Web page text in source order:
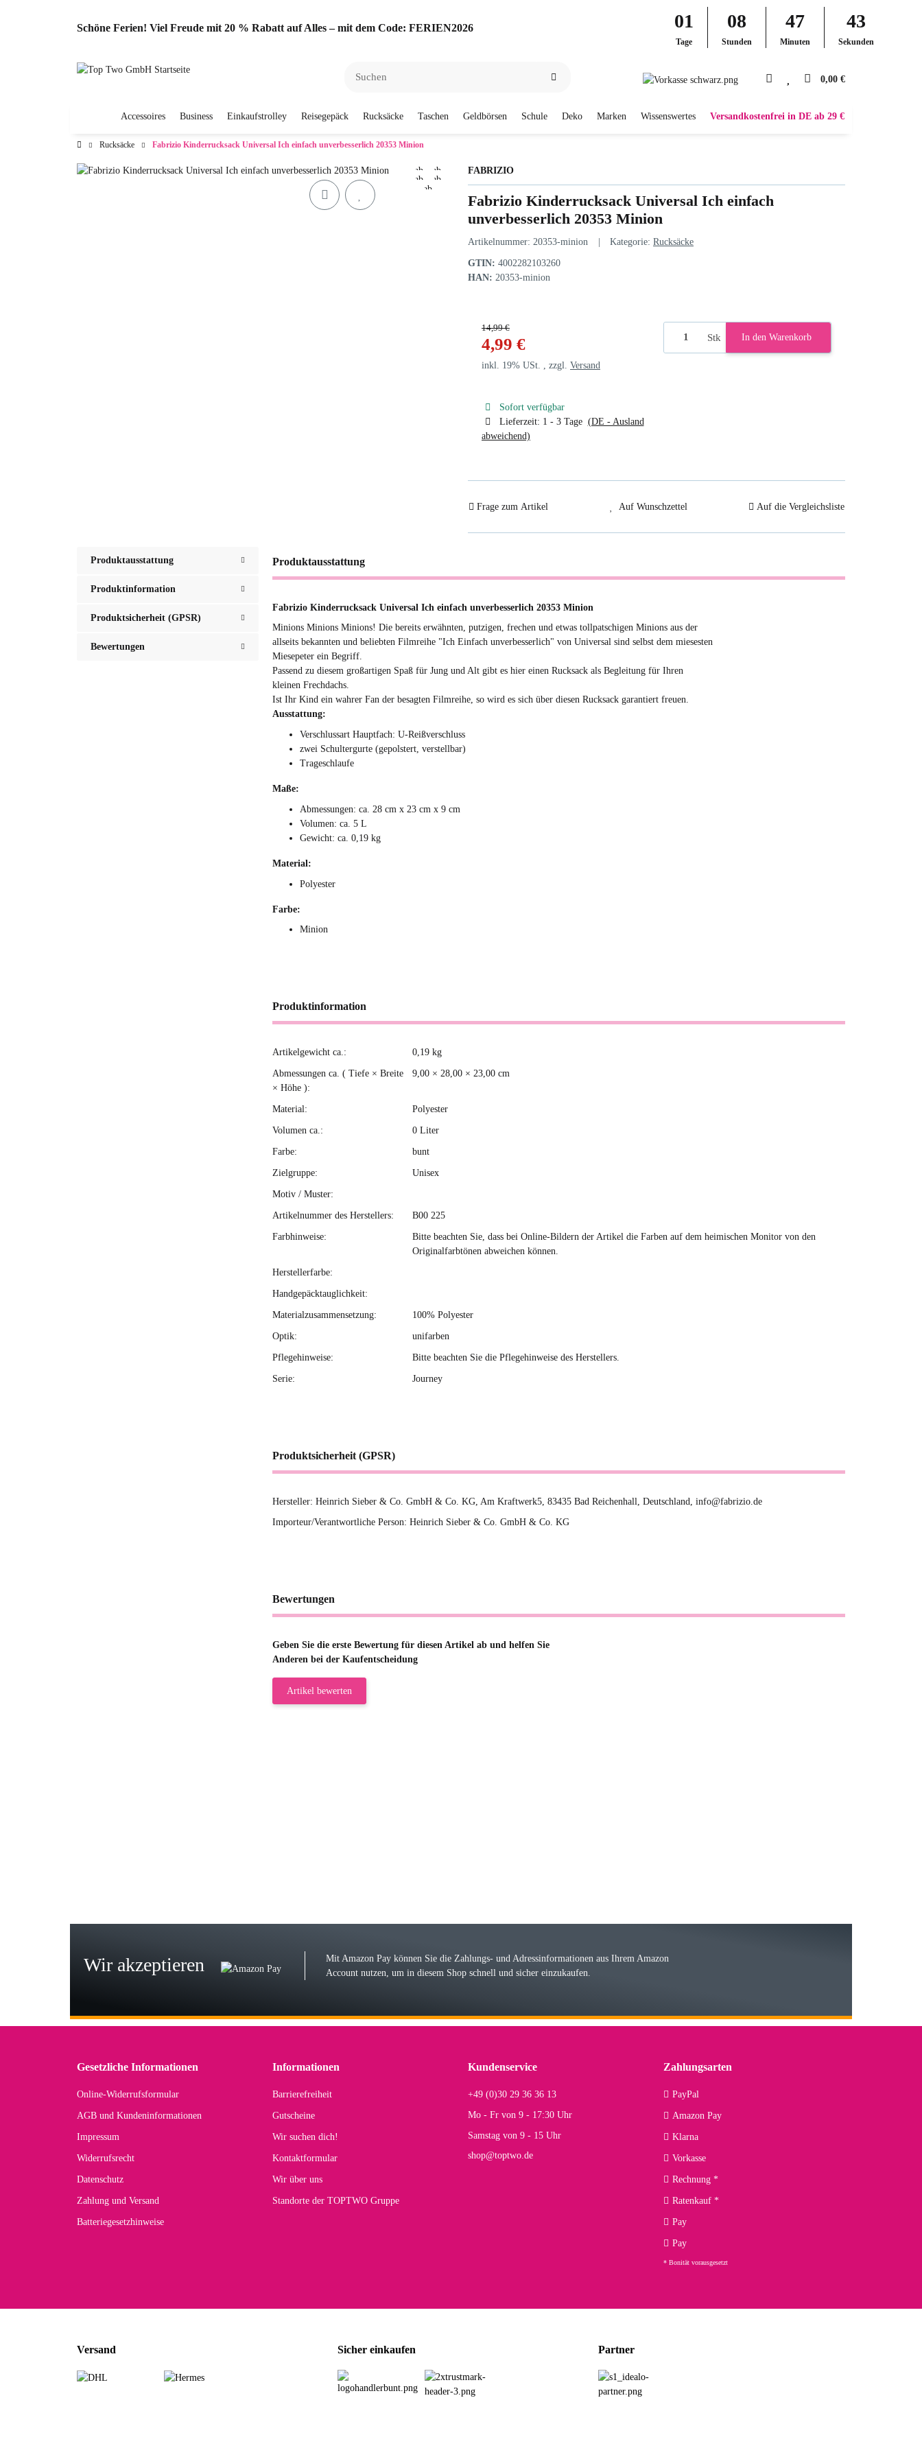
Schöne Ferien! Viel Freude mit 20 % Rabatt auf Alles – mit dem Code: FERIEN2026 01
Tage
08
Stunden
47
Minuten
42
Sekunden
0,00 €
Accessoires Business Einkaufstrolley Reisegepäck Rucksäcke Taschen Geldbörsen Schule Deko Marken Wissenswertes Versandkostenfrei in DE ab 29 €
Rucksäcke Fabrizio Kinderrucksack Universal Ich einfach unverbesserlich 20353 Minion
FABRIZIO
Fabrizio Kinderrucksack Universal Ich einfach
unverbesserlich 20353 Minion
Artikelnummer: 20353-minion Kategorie: Rucksäcke
GTIN: 4002282103260
HAN: 20353-minion
14,99 €
4,99 €
inkl. 19% USt. , zzgl. Versand
Sofort verfügbar
Lieferzeit: 1 - 3 Tage (DE - Ausland
abweichend)
Stk In den Warenkorb
Frage zum Artikel Auf Wunschzettel Auf die Vergleichsliste
Produktausstattung
Produktinformation
Produktsicherheit (GPSR)
Bewertungen
Produktausstattung
Fabrizio Kinderrucksack Universal Ich einfach unverbesserlich 20353 Minion
Minions Minions Minions! Die bereits erwähnten, putzigen, frechen und etwas tollpatschigen Minions aus der
allseits bekannten und beliebten Filmreihe "Ich Einfach unverbesserlich" von Universal sind selbst dem miesesten
Miesepeter ein Begriff.
Passend zu diesem großartigen Spaß für Jung und Alt gibt es hier einen Rucksack als Begleitung für Ihren
kleinen Frechdachs.
Ist Ihr Kind ein wahrer Fan der besagten Filmreihe, so wird es sich über diesen Rucksack garantiert freuen.
Ausstattung:
Verschlussart Hauptfach: U-Reißverschluss
zwei Schultergurte (gepolstert, verstellbar)
Trageschlaufe
Maße:
Abmessungen: ca. 28 cm x 23 cm x 9 cm
Volumen: ca. 5 L
Gewicht: ca. 0,19 kg
Material:
Polyester
Farbe:
Minion
Produktinformation
Produkteigenschaft
Wert
Artikelgewicht ca.: 0,19 kg
Abmessungen ca. ( Tiefe × Breite
× Höhe ):
9,00 × 28,00 × 23,00 cm
Material: Polyester
Volumen ca.: 0 Liter
Farbe: bunt
Zielgruppe: Unisex
Motiv / Muster:
Artikelnummer des Herstellers: B00 225
Farbhinweise:
Bitte beachten Sie, dass bei Online-Bildern der Artikel die Farben auf dem heimischen Monitor von den
Originalfarbtönen abweichen können.
Herstellerfarbe:
Handgepäcktauglichkeit:
Materialzusammensetzung: 100% Polyester
Optik: unifarben
Pflegehinweise: Bitte beachten Sie die Pflegehinweise des Herstellers.
Serie: Journey
Produktsicherheit (GPSR)
Hersteller: Heinrich Sieber & Co. GmbH & Co. KG, Am Kraftwerk5, 83435 Bad Reichenhall, Deutschland, info@fabrizio.de
Importeur/Verantwortliche Person: Heinrich Sieber & Co. GmbH & Co. KG
Bewertungen
Geben Sie die erste Bewertung für diesen Artikel ab und helfen Sie
Anderen bei der Kaufentscheidung
Artikel bewerten
Der Koffer macht einen sehr soliden Eindruck. Die Zuverlässigkeit muss sich noch in den kommenden Jahren herausstellen. Spannend wird es falls
Hans E
Wir akzeptieren
Mit Amazon Pay können Sie die Zahlungs- und Adressinformationen aus Ihrem Amazon
Account nutzen, um in diesem Shop schnell und sicher einzukaufen.
Gesetzliche Informationen
Online-Widerrufsformular
AGB und Kundeninformationen
Impressum
Widerrufsrecht
Datenschutz
Zahlung und Versand
Batteriegesetzhinweise
Informationen
Barrierefreiheit
Gutscheine
Wir suchen dich!
Kontaktformular
Wir über uns
Standorte der TOPTWO Gruppe
Kundenservice
+49 (0)30 29 36 36 13
Mo - Fr von 9 - 17:30 Uhr
Samstag von 9 - 15 Uhr
shop@toptwo.de
Zahlungsarten
PayPal
Amazon Pay
Klarna
Vorkasse
Rechnung *
Ratenkauf *
Pay
Pay
* Bonität vorausgesetzt
Versand Sicher einkaufen Partner